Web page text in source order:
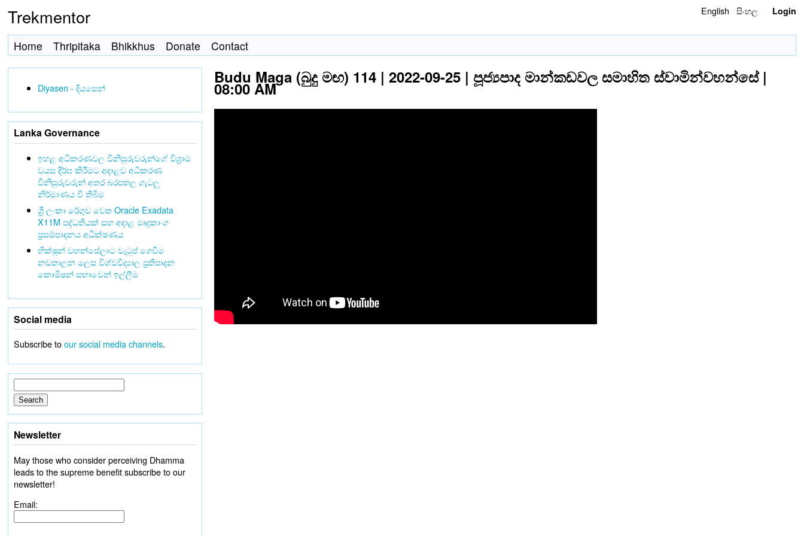
Trekmentor English සිංහල Login
Home Thripitaka Bhikkhus Donate Contact
Budu Maga (බුදු මඟ) 114 | 2022-09-25 | පූජ්‍යපාද මාන්කඩවල සමාහිත ස්වාමින්වහන්සේ |
08:00 AM
Diyasen - දියසෙන්
Lanka Governance
ඉහළ අධිකරණවල විනිසුරුවරුන්ගේ විශ්‍රාම
වයස දීර්ඝ කිරීමට අදාළව අධිකරණ
විනිසුරුවරුන් අතර බරපතල ගැටලු
නිර්මාණය වී තිබීම
ශ්‍රී ලංකා රේගුව වෙත Oracle Exadata
X11M පද්ධතියක් සහ අදාළ මෘදුකාංග
ප්‍රසම්පාදනය අධීක්ෂණය
භික්ෂූන් වහන්සේලාට වැටුප් ගෙවීම
නවතාලන ලෙස විශ්වවිද්‍යාල ප්‍රතිපාදන
කොමිෂන් සභාවෙන් ඉල්ලීම
Social media
Subscribe toour social media channels.
Newsletter
May those who consider perceiving Dhamma
leads to the supreme benefit subscribe to our
newsletter!
Email: